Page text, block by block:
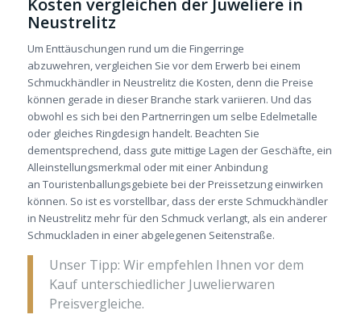
Kosten vergleichen der Juweliere in
Neustrelitz
Um Enttäuschungen rund um die Fingerringe
abzuwehren, vergleichen Sie vor dem Erwerb bei einem
Schmuckhändler in Neustrelitz die Kosten, denn die Preise
können gerade in dieser Branche stark variieren. Und das
obwohl es sich bei den Partnerringen um selbe Edelmetalle
oder gleiches Ringdesign handelt. Beachten Sie
dementsprechend, dass gute mittige Lagen der Geschäfte, ein
Alleinstellungsmerkmal oder mit einer Anbindung
an Touristenballungsgebiete bei der Preissetzung einwirken
können. So ist es vorstellbar, dass der erste Schmuckhändler
in Neustrelitz mehr für den Schmuck verlangt, als ein anderer
Schmuckladen in einer abgelegenen Seitenstraße.
Unser Tipp: Wir empfehlen Ihnen vor dem
Kauf unterschiedlicher Juwelierwaren
Preisvergleiche.